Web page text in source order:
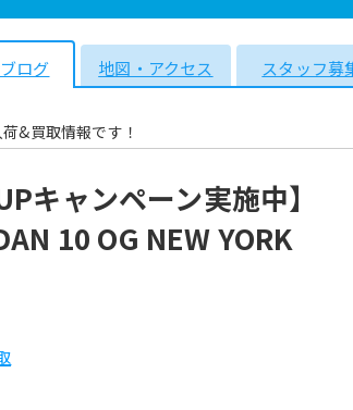
ログ 地図・アクセス スタッフ募
&買取情報です！
キャンペーン実施中】
10 OG NEW YORK